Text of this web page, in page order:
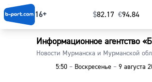
16+ $⁠82.17 €⁠94.84
Информационное агентство
Новости Мурманска и Мурманской
5:50 – Воскресенье – 9 августа
Главная